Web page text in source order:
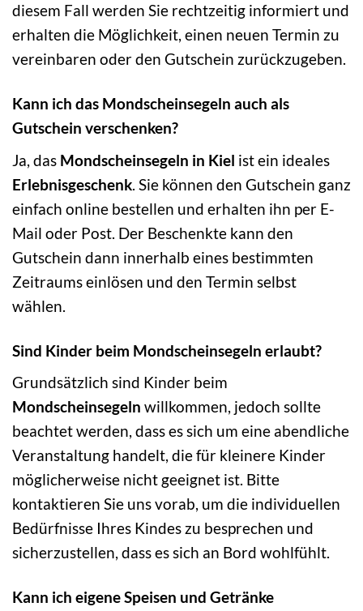
diesem Fall werden Sie rechtzeitig informiert und
erhalten die Möglichkeit, einen neuen Termin zu
vereinbaren oder den Gutschein zurückzugeben.
Kann ich das Mondscheinsegeln auch als
Gutschein verschenken?
Ja, das Mondscheinsegeln in Kiel ist ein ideales
Erlebnisgeschenk. Sie können den Gutschein ganz
einfach online bestellen und erhalten ihn per E-
Mail oder Post. Der Beschenkte kann den
Gutschein dann innerhalb eines bestimmten
Zeitraums einlösen und den Termin selbst
wählen.
Sind Kinder beim Mondscheinsegeln erlaubt?
Grundsätzlich sind Kinder beim
Mondscheinsegeln willkommen, jedoch sollte
beachtet werden, dass es sich um eine abendliche
Veranstaltung handelt, die für kleinere Kinder
möglicherweise nicht geeignet ist. Bitte
kontaktieren Sie uns vorab, um die individuellen
Bedürfnisse Ihres Kindes zu besprechen und
sicherzustellen, dass es sich an Bord wohlfühlt.
Kann ich eigene Speisen und Getränke